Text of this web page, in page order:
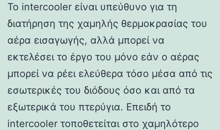
Το intercooler είναι υπεύθυνο για τη
διατήρηση της χαμηλής θερμοκρασίας του
αέρα εισαγωγής, αλλά μπορεί να
εκτελέσει το έργο του μόνο εάν ο αέρας
μπορεί να ρέει ελεύθερα τόσο μέσα από τις
εσωτερικές του διόδους όσο και από τα
εξωτερικά του πτερύγια. Επειδή το
intercooler τοποθετείται στο χαμηλότερο